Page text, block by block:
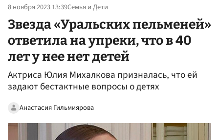
8 ноября 2023 13:39Семья и Дети
Звезда «Уральских пельменей»
ответила на упреки, что в 40
лет у нее нет детей
Актриса Юлия Михалкова призналась, что ей
задают бестактные вопросы о детях
Анастасия Гильмиярова